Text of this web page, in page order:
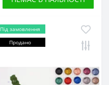
Під замовлення
Продано